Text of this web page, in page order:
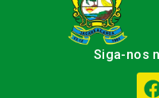
Siga-nos